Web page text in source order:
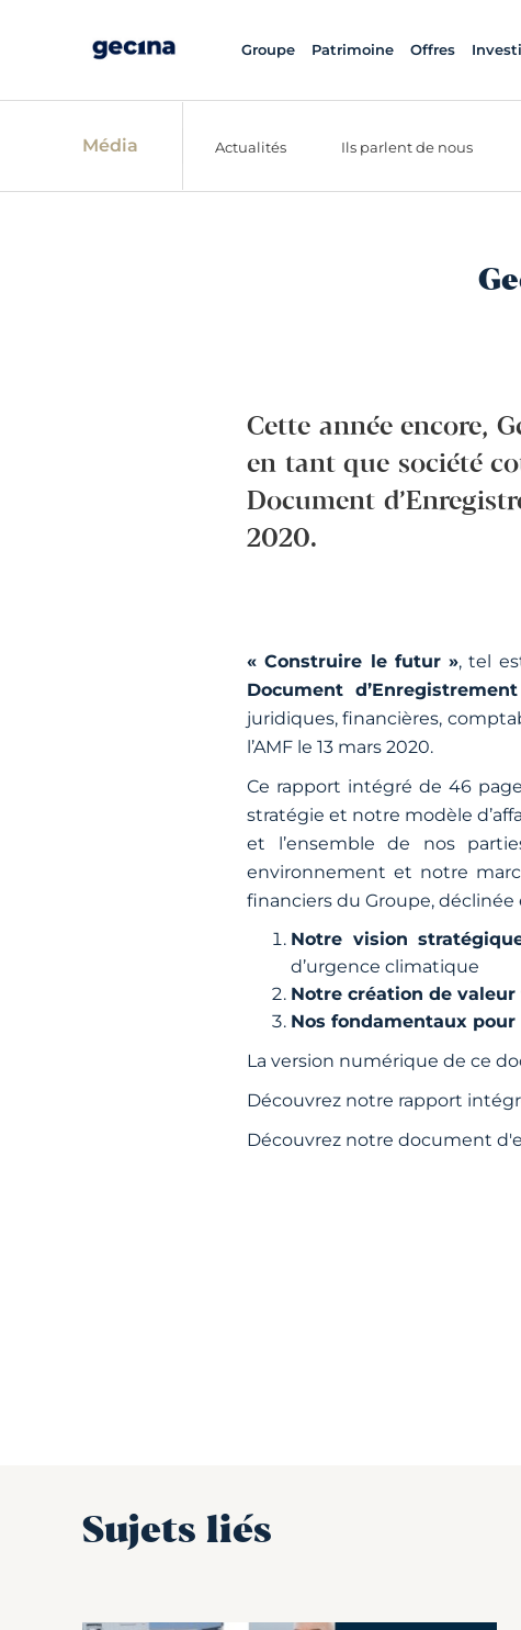
Groupe Patrimoine Offres
Média Actualités Ils parlent de nous
Cette année encore,
en tant que société
Document
2020.
« Construire le futur », tel
Document
juridiques, financières,
l’AMF le 13 mars 2020.
Ce rapport intégré de 46
stratégie et notre modèle
et l’ensemble de nos
environnement et notre
financiers du Groupe, déclinée
Notre vision
d’urgence climatique
Notre création de
Nos fondamentaux
La version numérique de ce
Découvrez notre rapport
Découvrez notre document
Sujets liés